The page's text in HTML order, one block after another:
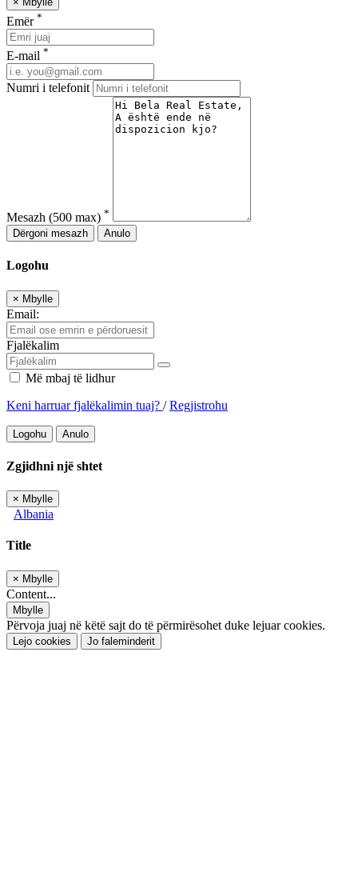
Emër *
E-mail *
Numri i telefonit
Mesazh (500 max) *
Dërgoni mesazh
Anulo
Logohu
× Mbylle
Email:
Fjalëkalim
Më mbaj të lidhur
Keni harruar fjalëkalimin tuaj? /Regjistrohu
Logohu Anulo
Zgjidhni një shtet
× Mbylle
Albania
Title
× Mbylle
Content...
Mbylle
Përvoja juaj në këtë sajt do të përmirësohet duke lejuar cookies.
Lejo cookies Jo faleminderit